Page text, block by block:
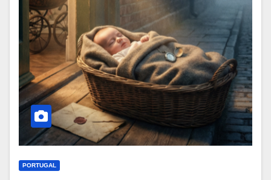
PORTUGAL